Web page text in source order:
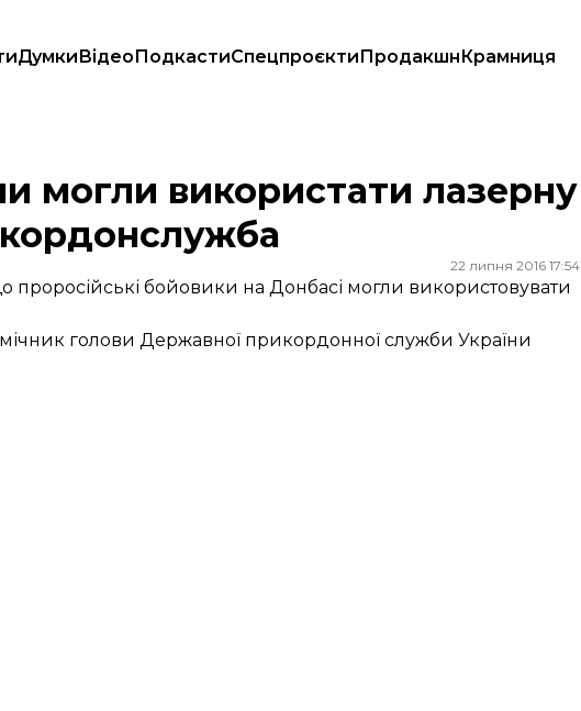
ДумкиВідеоПодкастиСпецпроєктиПродакшнКрамниця
– Держприкордонслужба
могли використати лазерну
22 липня 2016 17:54
бойовики на Донбасі могли використовувати
голови Державної прикордонної служби України